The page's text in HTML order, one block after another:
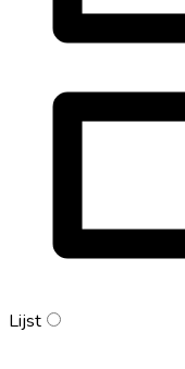
Lijst